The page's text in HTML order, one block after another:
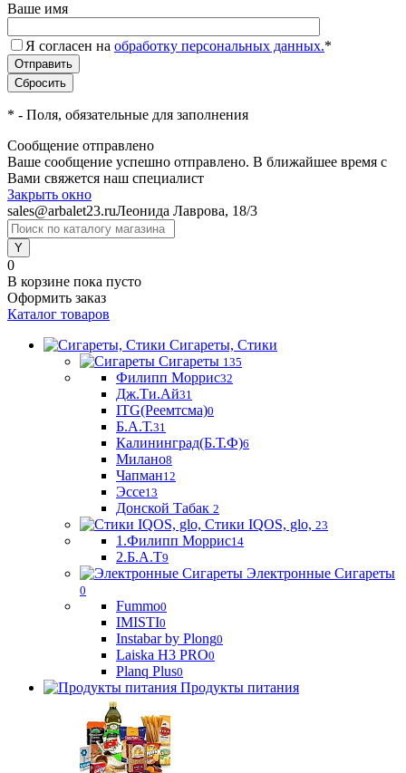
Ваше имя
Я согласен на обработку персональных данных.*
* - Поля, обязательные для заполнения
Сообщение отправлено
Ваше сообщение успешно отправлено. В ближайшее время с
Вами свяжется наш специалист
Закрыть окно
sales@arbalet23.ruЛеонида Лаврова, 18/3
0
В корзине пока пусто
Оформить заказ
Каталог товаров
Сигареты, Стики
Сигареты 135
Филипп Моррис32
Дж.Ти.Ай31
ITG(Реемтсма)0
Б.А.Т.31
Калининград(Б.Т.Ф)6
Милано8
Чапман12
Эссе13
Донской Табак 2
Стики IQOS, glo, 23
1.Филипп Моррис14
2.Б.А.Т9
Электронные Сигареты
0
Fummo0
IMISTI0
Instabar by Plong0
Laiska H3 PRO0
Planq Plus0
Продукты питания